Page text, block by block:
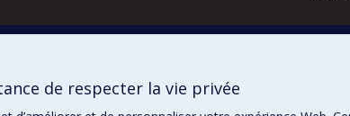
de respecter la vie privée